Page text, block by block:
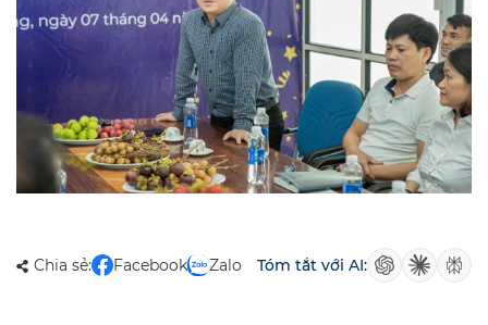
Chia sẻ: Facebook Zalo Tóm tắt với AI: